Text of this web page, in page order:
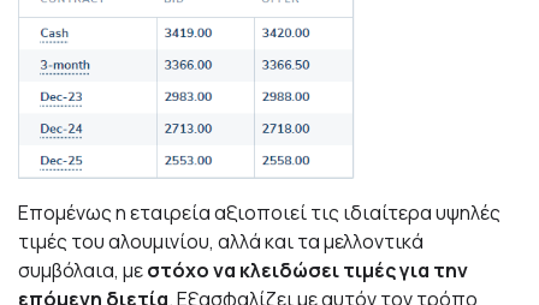
Επομένως η εταιρεία αξιοποιεί τις ιδιαίτερα υψηλές
τιμές του αλουμινίου, αλλά και τα μελλοντικά
συμβόλαια, μεστόχο να κλειδώσει τιμές για την
επόμενη διετία. Εξασφαλίζει με αυτόν τον τρόπο